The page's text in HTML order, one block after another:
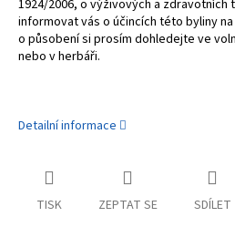
1924/2006, o výživových a zdravotních
informovat vás o účincích této byliny
o působení si prosím dohledejte ve
nebo v herbáři.
Detailní informace
TISK ZEPTAT SE SDÍLET